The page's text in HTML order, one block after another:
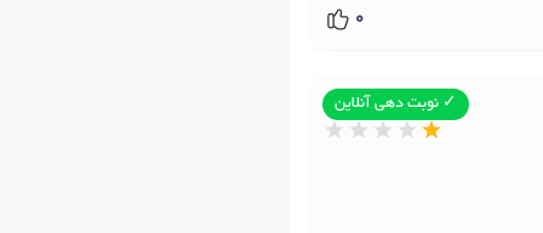
0
✓ نوبت دهی آنلاین